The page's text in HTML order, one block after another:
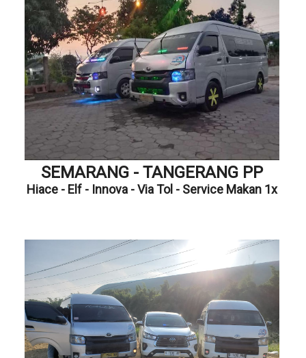
SEMARANG - TANGERANG PP
Hiace - Elf - Innova - Via Tol - Service Makan 1x